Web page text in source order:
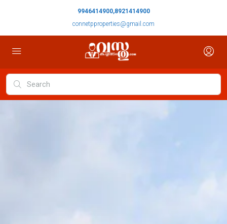
9946414900,8921414900
connetpproperties@gmail.com